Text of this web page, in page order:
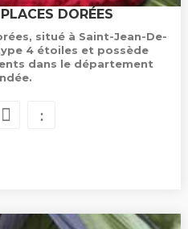
DORÉES
situé à Saint-Jean-De-
4 étoiles et possède
dans le département